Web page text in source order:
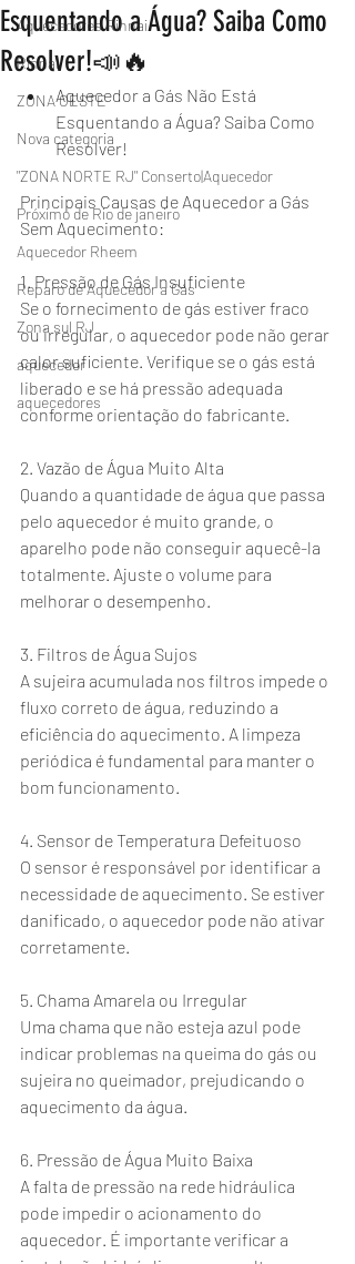
Aquecedores Rinnai
Rinnai
ZONA OESTE
Nova categoria
"ZONA NORTE RJ" Conserto|Aquecedor
Próximo de Rio de janeiro
Aquecedor Rheem
Reparo de Aquecedor a Gás
Zona sul RJ
aquecedor
aquecedores
Esquentando a Água? Saiba Como
Resolver!📣🔥
Aquecedor a Gás Não Está
Esquentando a Água? Saiba Como
Resolver!
Principais Causas de Aquecedor a Gás
Sem Aquecimento:
1. Pressão de Gás Insuficiente
Se o fornecimento de gás estiver fraco
ou irregular, o aquecedor pode não gerar
calor suficiente. Verifique se o gás está
liberado e se há pressão adequada
conforme orientação do fabricante.
2. Vazão de Água Muito Alta
Quando a quantidade de água que passa
pelo aquecedor é muito grande, o
aparelho pode não conseguir aquecê-la
totalmente. Ajuste o volume para
melhorar o desempenho.
3. Filtros de Água Sujos
A sujeira acumulada nos filtros impede o
fluxo correto de água, reduzindo a
eficiência do aquecimento. A limpeza
periódica é fundamental para manter o
bom funcionamento.
4. Sensor de Temperatura Defeituoso
O sensor é responsável por identificar a
necessidade de aquecimento. Se estiver
danificado, o aquecedor pode não ativar
corretamente.
5. Chama Amarela ou Irregular
Uma chama que não esteja azul pode
indicar problemas na queima do gás ou
sujeira no queimador, prejudicando o
aquecimento da água.
6. Pressão de Água Muito Baixa
A falta de pressão na rede hidráulica
pode impedir o acionamento do
aquecedor. É importante verificar a